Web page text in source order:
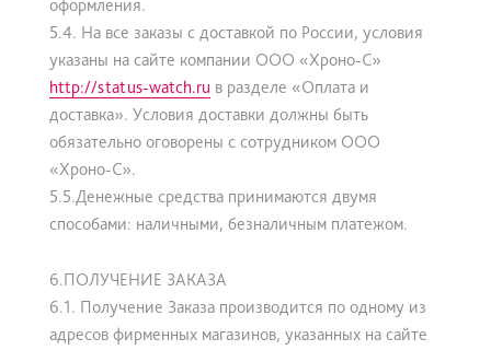
оформления.
5.4. На все заказы с доставкой по России, условия
указаны на сайте компании ООО «Хроно-С»
http://status-watch.ru в разделе «Оплата и
доставка». Условия доставки должны быть
обязательно оговорены с сотрудником ООО
«Хроно-С».
5.5.Денежные средства принимаются двумя
способами: наличными, безналичным платежом.
6.ПОЛУЧЕНИЕ ЗАКАЗА
6.1. Получение Заказа производится по одному из
адресов фирменных магазинов, указанных на сайте